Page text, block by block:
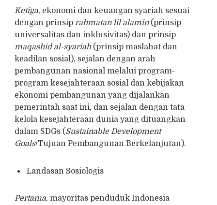
Ketiga, ekonomi dan keuangan syariah sesuai
dengan prinsip rahmatan lil alamin(prinsip
universalitas dan inklusivitas) dan prinsip
maqashid al-syariah(prinsip maslahat dan
keadilan sosial), sejalan dengan arah
pembangunan nasional melalui program-
program kesejahteraan sosial dan kebijakan
ekonomi pembangunan yang dijalankan
pemerintah saat ini, dan sejalan dengan tata
kelola kesejahteraan dunia yang dituangkan
dalam SDGs (Sustainable Development
Goals/Tujuan Pembangunan Berkelanjutan).
Landasan Sosiologis
Pertama, mayoritas penduduk Indonesia